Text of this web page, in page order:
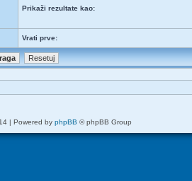
Prikaži rezultate kao:
Vrati prve:
| Powered by phpBB © phpBB Group